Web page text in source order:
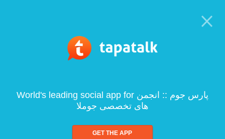
World's leading social app for پارس جوم :: انجمن
های تخصصی جوملا
GET THE APP